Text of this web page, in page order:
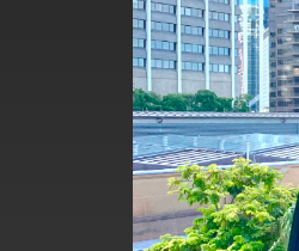
外交部長林佳龍接受印尼「時代雜
外交部長林佳龍午宴歡迎美國聯邦
外交部長林佳龍接見美國智庫「德
臺美經貿談判獲階段性成果 卓揆期
卓揆：臺美關稅談判階段性結果有